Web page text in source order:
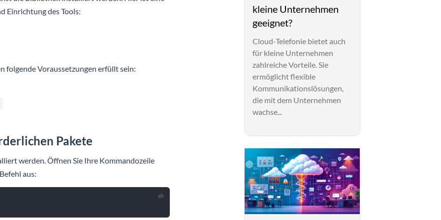
Einrichtung des Tools:
folgende Voraussetzungen erfüllt sein:
Pakete
werden. Öffnen Sie Ihre Kommandozeile
aus:
kleine Unternehmen
geeignet?
Cloud-Telefonie bietet auch
für kleine Unternehmen
zahlreiche Vorteile. Sie
ermöglicht flexible
Kommunikationslösungen,
die mit dem Unternehmen
wachse...